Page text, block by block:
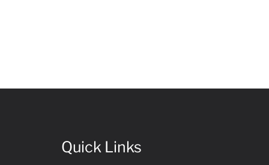
Quick Links